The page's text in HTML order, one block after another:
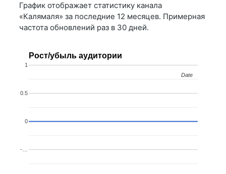
График отображает статистику канала
«Калямаля» за последние 12 месяцев. Примерная
частота обновлений раз в 30 дней.
Рост/убыль аудитории
-…
0
0.5
1
Date
Date